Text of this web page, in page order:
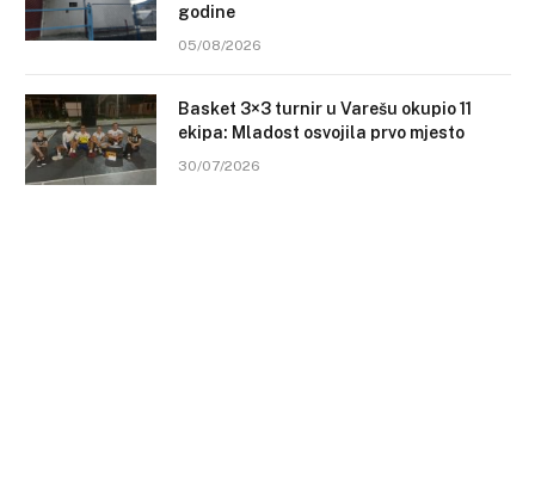
godine
05/08/2026
Basket 3×3 turnir u Varešu okupio 11
ekipa: Mladost osvojila prvo mjesto
30/07/2026